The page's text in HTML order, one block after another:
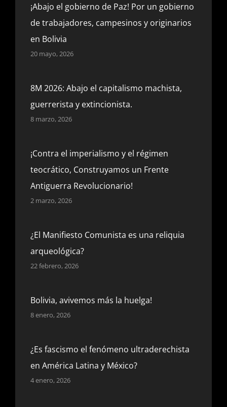
¡Abajo el gobierno de Paz! Por un gobierno
de trabajadores, campesinos y originarios
en Bolivia
20 mayo, 2026
8M 2026: Abajo el capitalismo machista,
guerrerista y extincionista.
8 marzo, 2026
¡Contra el imperialismo y el régimen
teocrático, Construyamos un Frente
Antiguerra Revolucionario!
2 marzo, 2026
¿El Manifiesto Comunista es una reliquia
arqueológica?
22 febrero, 2026
Bolivia, avivemos más la huelga!
8 enero, 2026
¿Es fascismo el fenómeno ultraderechista
en América Latina y México?
4 enero, 2026